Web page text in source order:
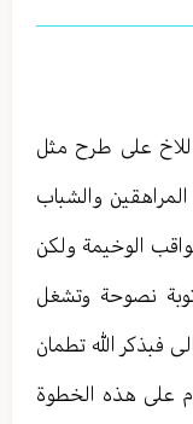
للاخ على طرح مثل
والشباب
الوخيمة ولكن
نصوحة وتشغل
فبذكر الله تطمان
على هذه الخطوة